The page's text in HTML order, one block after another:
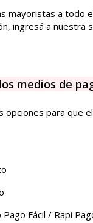
mayoristas a todo
ingresá a nuestra
medios de
para que
Fácil / Rapi